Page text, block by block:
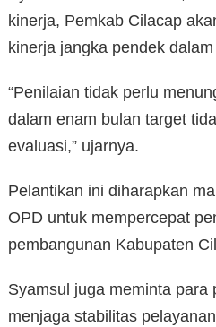
kinerja, Pemkab Cilacap
kinerja jangka pendek
“Penilaian tidak perlu
dalam enam bulan target
evaluasi,” ujarnya.
Pelantikan ini diharapkan
OPD untuk mempercepat
pembangunan Kabupaten
Syamsul juga meminta para
menjaga stabilitas